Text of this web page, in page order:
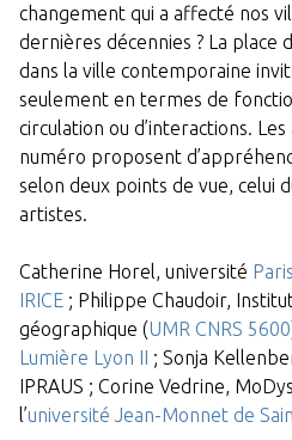
changement qui a affecté nos
dernières décennies ? La place
dans la ville contemporaine
seulement en termes de
circulation ou d’interactions.
numéro proposent
selon deux points de vue, celui
artistes.
Catherine Horel, université
IRICE ; Philippe Chaudoir,
géographique (UMR CNRS 5600
Lumière Lyon II ; Sonja
IPRAUS ; Corine Vedrine,
l’université Jean-Monnet de